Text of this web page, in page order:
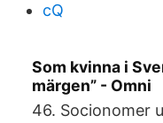
cQ
Som kvinna i
märgen” - Omni
46. Socionomer